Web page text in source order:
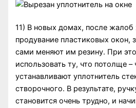
11) В новых домах, после
продувание пластиковых окон,
сами меняют им резину. При
использовать ту, что потолще –
устанавливают уплотнитель
створочного. В результате,
становится очень трудно, и